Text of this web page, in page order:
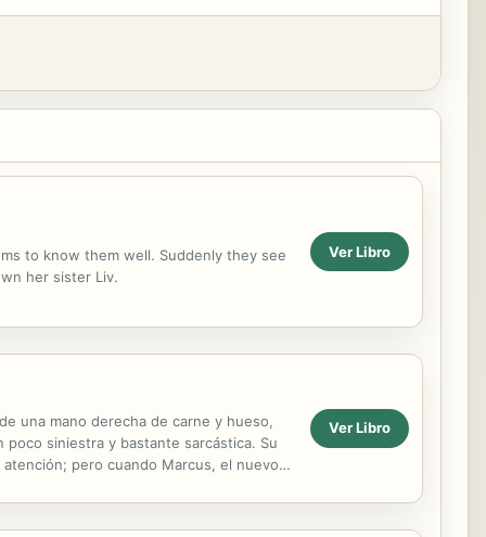
to know them well. Suddenly they see
her sister Liv.
Ver Libro
una mano derecha de carne y hueso,
poco siniestra y bastante sarcástica. Su
pero cuando Marcus, el nuevo
Ver Libro